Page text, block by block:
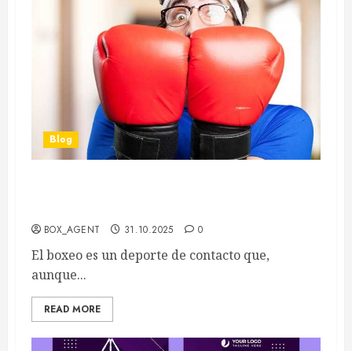
Blog
BOX_AGENT 31.10.2025 0
El boxeo es un deporte de contacto que,
aunque...
READ MORE